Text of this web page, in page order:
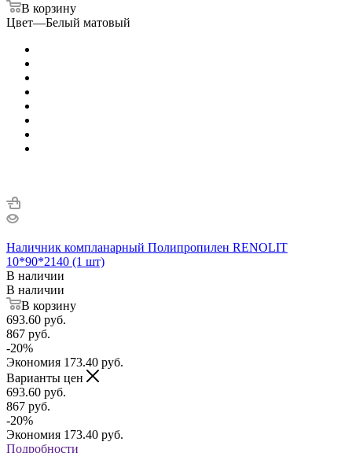
В корзину
Цвет—Белый матовый
Наличник компланарный Полипропилен RENOLIT
10*90*2140 (1 шт)
В наличии
В наличии
В корзину
693.60 руб.
867 руб.
-20%
Экономия 173.40 руб.
Варианты цен
693.60 руб.
867 руб.
-20%
Экономия 173.40 руб.
Подробности